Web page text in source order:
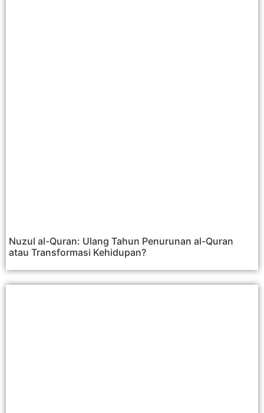
Nuzul al-Quran: Ulang Tahun Penurunan al-Quran
atau Transformasi Kehidupan?